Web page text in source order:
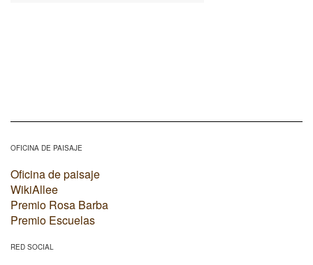
OFICINA DE PAISAJE
Oficina de paisaje
WikiAllee
Premio Rosa Barba
Premio Escuelas
RED SOCIAL